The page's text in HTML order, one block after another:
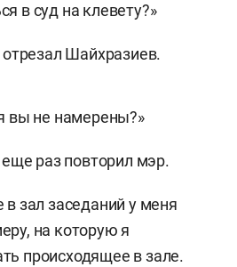
в суд на клевету?»
Шайхразиев.
вы не намерены?»
раз повторил мэр.
зал заседаний у меня
на которую я
происходящее в зале.